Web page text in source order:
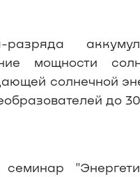
мощности
солнечной
до